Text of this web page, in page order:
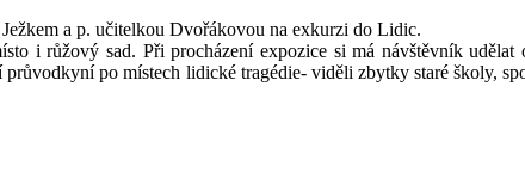
a p. učitelkou Dvořákovou na exkurzi do Lidic.
i růžový sad. Při procházení expozice si má návštěvník
po místech lidické tragédie- viděli zbytky staré školy,